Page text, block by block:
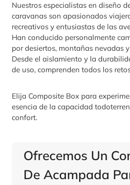
Nuestros especialistas en diseño
caravanas son apasionados
recreativos y entusiastas de las
Han conducido personalmente
por desiertos, montañas nevadas
Desde el aislamiento y la
de uso, comprenden todos los
Elija Composite Box para
esencia de la capacidad
confort.
Ofrecemos Un
De Acampada